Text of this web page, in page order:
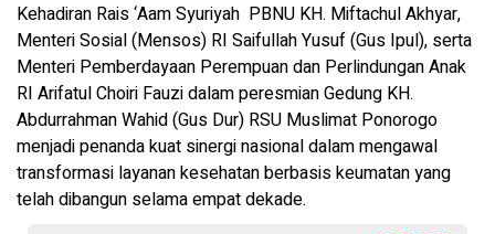
Kehadiran Rais ‘Aam Syuriyah PBNU KH. Miftachul Akhyar,
Menteri Sosial (Mensos) RI Saifullah Yusuf (Gus Ipul), serta
Menteri Pemberdayaan Perempuan dan Perlindungan Anak
RI Arifatul Choiri Fauzi dalam peresmian Gedung KH.
Abdurrahman Wahid (Gus Dur) RSU Muslimat Ponorogo
menjadi penanda kuat sinergi nasional dalam mengawal
transformasi layanan kesehatan berbasis keumatan yang
telah dibangun selama empat dekade.